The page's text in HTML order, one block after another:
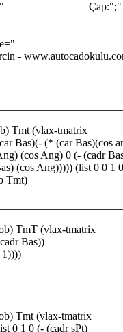
Çap:";"
-
Tmt (vlax-tmatrix
Bas)(- (* (car Bas)(cos
(cos Ang) 0 (- (cadr
(cos Ang))))) (list 0 0 1
Tmt)
TmT (vlax-tmatrix
Bas))
Tmt (vlax-tmatrix
0 1 0 (- (cadr sPt)